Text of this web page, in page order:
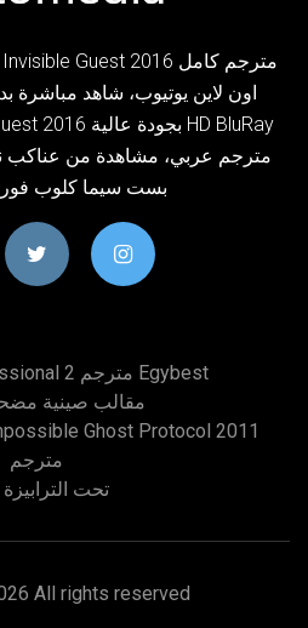
اون لاين يوتيوب، شاهد مباشرة
بست سيما كلوب فور
Leon The Professional 2 مترجم Egybest
مقالب صينية مضحكة
مترجم
تحت
All rights reserved